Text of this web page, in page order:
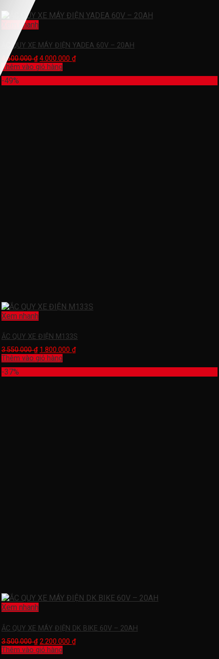
Xem nhanh
ẮC QUY XE MÁY ĐIỆN YADEA 60V – 20AH
4.600.000₫ 4.000.000 ₫
Thêm vào giỏ hàng
-49%
Xem nhanh
ẮC QUY XE ĐIỆN M133S
3.550.000₫ 1.800.000 ₫
Thêm vào giỏ hàng
-37%
Xem nhanh
ẮC QUY XE MÁY ĐIỆN DK BIKE 60V – 20AH
3.500.000₫ 2.200.000 ₫
Thêm vào giỏ hàng